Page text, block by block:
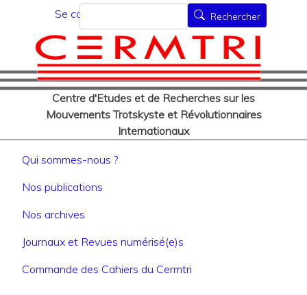
au
contenu
principal
Menu du compte de
Se connecter
Centre d'Etudes et de Recherches sur les
Mouvements Trotskyste et Révolutionnaires
Internationaux
Rechercher Rechercher
Navigation principale
Qui sommes-nous ?
Nos publications
Nos archives
Journaux et Revues numérisé(e)s
Commande des Cahiers du Cermtri